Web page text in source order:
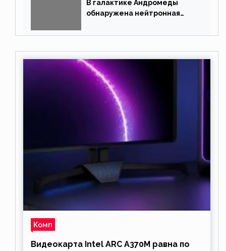
В галактике Андромеды
обнаружена нейтронная
Комп
Видеокарта Intel ARC A370M равна по